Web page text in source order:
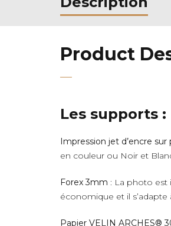
Product
Les supports :
Impression jet d’encre
en couleur ou Noir et
Forex 3mm : La photo est
économique et il s’adapte
Papier VELIN ARCHES®